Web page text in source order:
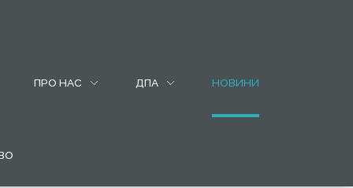
ПРО НАС ДПА НОВИНИ